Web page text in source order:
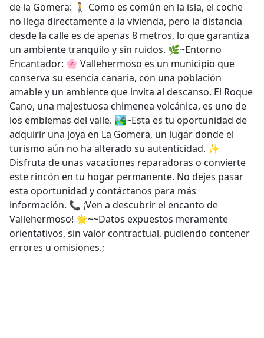
de la Gomera: 🚶 Como es común en la isla, el coche
no llega directamente a la vivienda, pero la distancia
desde la calle es de apenas 8 metros, lo que garantiza
un ambiente tranquilo y sin ruidos. 🌿~Entorno
Encantador: 🌸 Vallehermoso es un municipio que
conserva su esencia canaria, con una población
amable y un ambiente que invita al descanso. El Roque
Cano, una majestuosa chimenea volcánica, es uno de
los emblemas del valle. 🏞️~Esta es tu oportunidad de
adquirir una joya en La Gomera, un lugar donde el
turismo aún no ha alterado su autenticidad. ✨
Disfruta de unas vacaciones reparadoras o convierte
este rincón en tu hogar permanente. No dejes pasar
esta oportunidad y contáctanos para más
información. 📞 ¡Ven a descubrir el encanto de
Vallehermoso! 🌟~~Datos expuestos meramente
orientativos, sin valor contractual, pudiendo contener
errores u omisiones.;